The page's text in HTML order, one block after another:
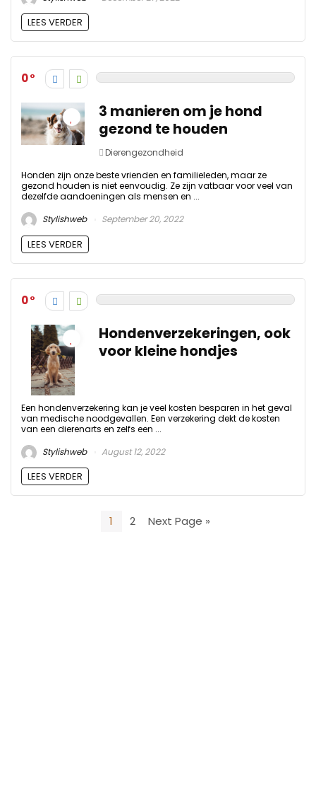
LEES VERDER
0
3 manieren om je hond
gezond te houden
Dierengezondheid
Honden zijn onze beste vrienden en familieleden, maar ze
gezond houden is niet eenvoudig. Ze zijn vatbaar voor veel van
dezelfde aandoeningen als mensen en ...
Stylishweb
September 20, 2022
LEES VERDER
0
Hondenverzekeringen, ook
voor kleine hondjes
Een hondenverzekering kan je veel kosten besparen in het geval
van medische noodgevallen. Een verzekering dekt de kosten
van een dierenarts en zelfs een ...
Stylishweb
August 12, 2022
LEES VERDER
1 2 Next Page »